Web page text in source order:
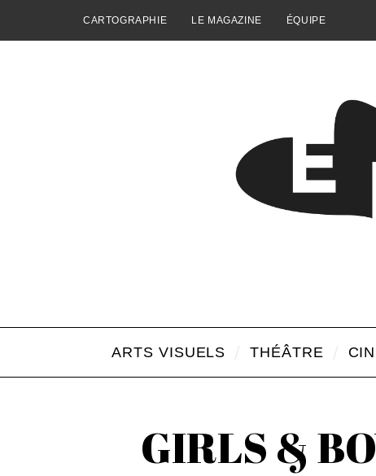
CARTOGRAPHIE LE MAGAZINE ÉQUIPE
ARTS VISUELS THÉÂTRE
GIRLS &